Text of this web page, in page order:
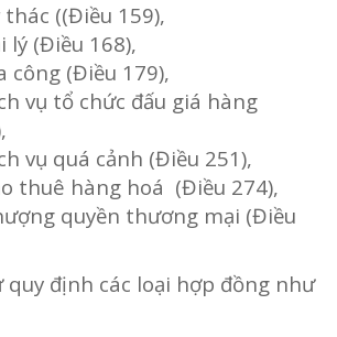
((Điều 159),
lý (Điều 168),
công (Điều 179),
vụ tổ chức đấu giá hàng
vụ quá cảnh (Điều 251),
thuê hàng hoá (Điều 274),
quyền thương mại (Điều
quy định các loại hợp đồng như